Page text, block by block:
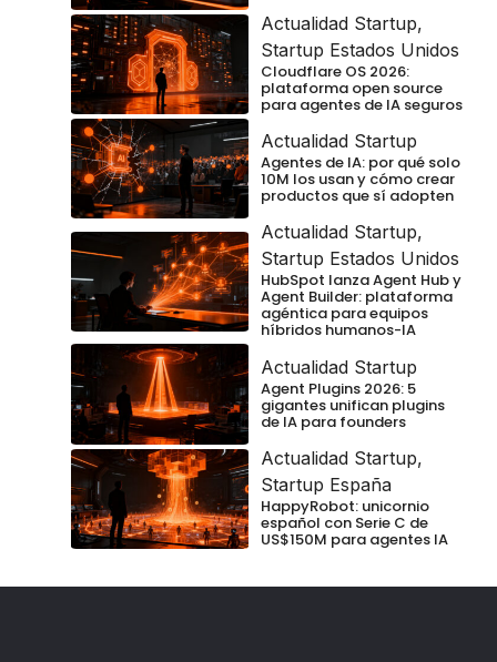
Actualidad Startup,
Startup Estados Unidos
Cloudflare OS 2026:
plataforma open source
para agentes de IA seguros
Actualidad Startup
Agentes de IA: por qué solo
10M los usan y cómo crear
productos que sí adopten
Actualidad Startup,
Startup Estados Unidos
HubSpot lanza Agent Hub y
Agent Builder: plataforma
agéntica para equipos
híbridos humanos-IA
Actualidad Startup
Agent Plugins 2026: 5
gigantes unifican plugins
de IA para founders
Actualidad Startup,
Startup España
HappyRobot: unicornio
español con Serie C de
US$150M para agentes IA